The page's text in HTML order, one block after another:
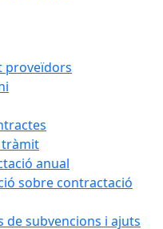
proveïdors
tràmit
anual
sobre contractació
de subvencions i ajuts